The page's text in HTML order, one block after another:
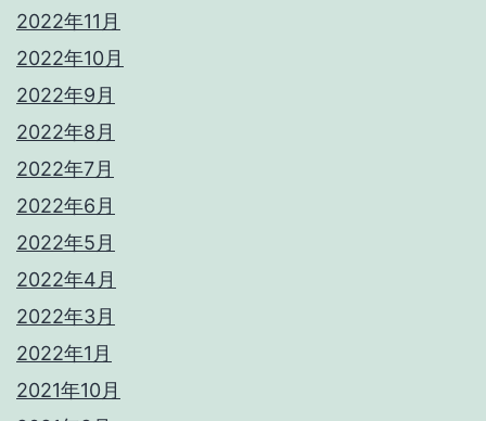
2022年11月
2022年10月
2022年9月
2022年8月
2022年7月
2022年6月
2022年5月
2022年4月
2022年3月
2022年1月
2021年10月